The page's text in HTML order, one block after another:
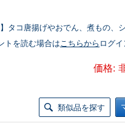
】タコ唐揚げやおでん、煮もの、
トを読む場合はこちらから ログイ
価格:
類似品を探す